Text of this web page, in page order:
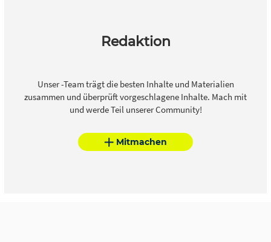
Redaktion
Unser -Team trägt die besten Inhalte und Materialien
zusammen und überprüft vorgeschlagene Inhalte. Mach mit
und werde Teil unserer Community!
Mitmachen